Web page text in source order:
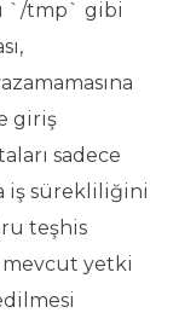
`/tmp` gibi
giriş
sadece
iş sürekliliğini
teşhis
yetki